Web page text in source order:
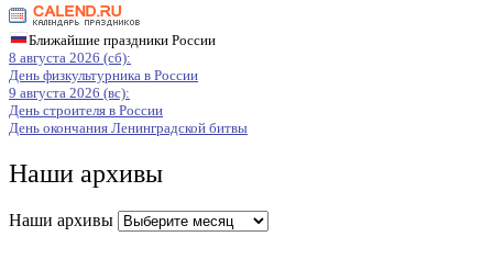
Ближайшие праздники России
8 августа 2026 (сб):
День физкультурника в России
9 августа 2026 (вс):
День строителя в России
День окончания Ленинградской битвы
Наши архивы
Наши архивы